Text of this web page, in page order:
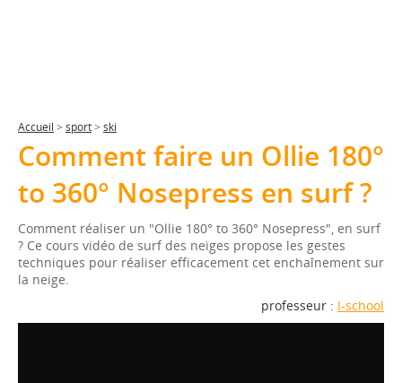
Accueil > sport> ski
Comment faire un Ollie 180°
to 360° Nosepress en surf ?
Comment réaliser un "Ollie 180° to 360° Nosepress", en surf
? Ce cours vidéo de surf des neiges propose les gestes
techniques pour réaliser efficacement cet enchaînement sur
la neige.
professeur : I-school